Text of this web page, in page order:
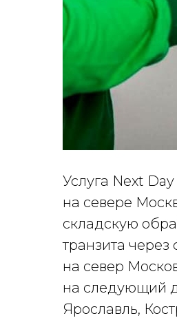
Услуга Next
на севере
складскую
транзита
на север
на следующий
Ярославль,